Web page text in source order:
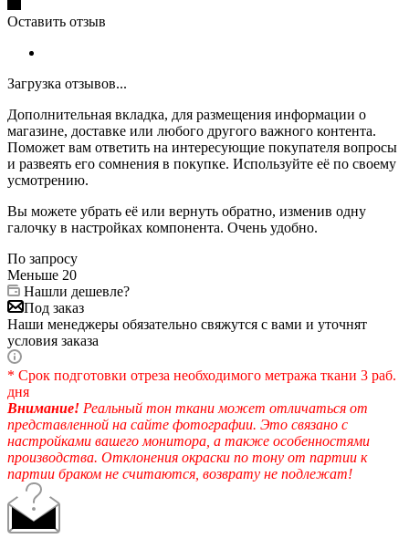
Оставить отзыв
Загрузка отзывов...
Дополнительная вкладка, для размещения информации о
магазине, доставке или любого другого важного контента.
Поможет вам ответить на интересующие покупателя вопросы
и развеять его сомнения в покупке. Используйте её по своему
усмотрению.
Вы можете убрать её или вернуть обратно, изменив одну
галочку в настройках компонента. Очень удобно.
По запросу
Меньше 20
Нашли дешевле?
Под заказ
Наши менеджеры обязательно свяжутся с вами и уточнят
условия заказа
* Срок подготовки отреза необходимого метража ткани 3 раб.
дня
Внимание! Реальный тон ткани может отличаться от
представленной на сайте фотографии. Это связано с
настройками вашего монитора, а также особенностями
производства. Отклонения окраски по тону от партии к
партии браком не считаются, возврату не подлежат!